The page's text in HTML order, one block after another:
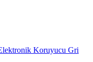
Koruyucu Gri